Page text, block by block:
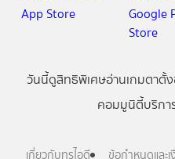
วันนี้ดูสิทธิพิเศษอ่านเกมตาตั้ง
คอมมูนิตี้บริกา
เกี่ยวกับทรูไอดี ข้อกำหนดและเ